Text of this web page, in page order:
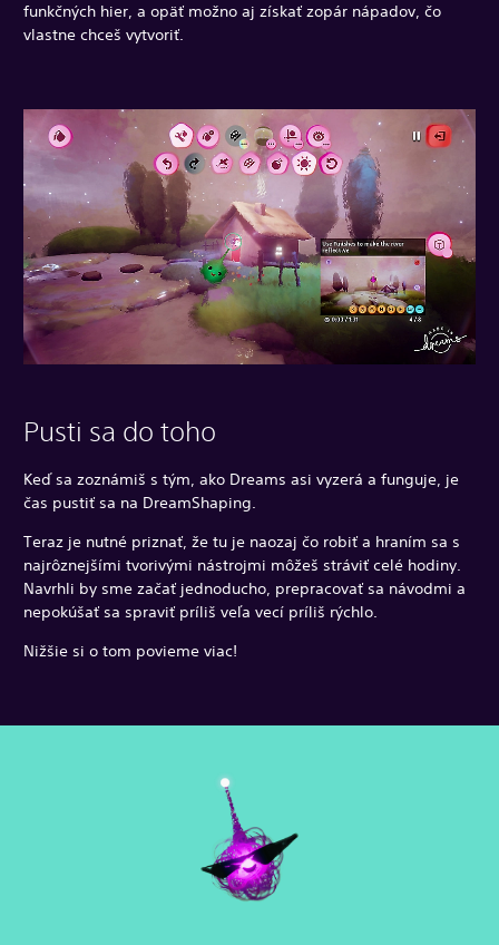
funkčných hier, a opäť možno aj získať zopár nápadov, čo
vlastne chceš vytvoriť.
Pusti sa do toho
Keď sa zoznámiš s tým, ako Dreams asi vyzerá a funguje, je
čas pustiť sa na DreamShaping.
Teraz je nutné priznať, že tu je naozaj čo robiť a hraním sa s
najrôznejšími tvorivými nástrojmi môžeš stráviť celé hodiny.
Navrhli by sme začať jednoducho, prepracovať sa návodmi a
nepokúšať sa spraviť príliš veľa vecí príliš rýchlo.
Nižšie si o tom povieme viac!